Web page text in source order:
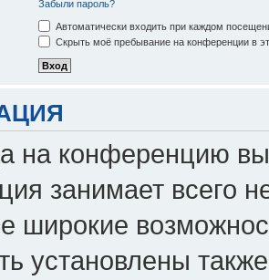
Забыли пароль?
Автоматически входить при каждом
Скрыть моё пребывание на конференции в
на конференцию
занимает всего
широкие
установлены